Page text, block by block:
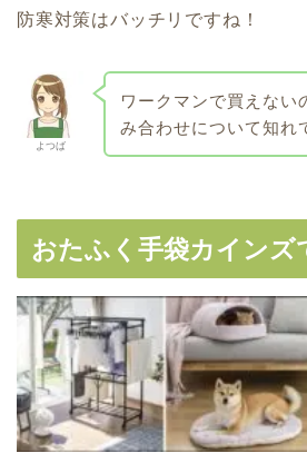
防寒対策はバッチリですね！
よつば
ワークマンで買えない
み合わせについて知れ
おたふく手袋カインズ